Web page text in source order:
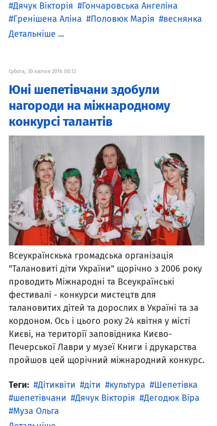
Дячук Вікторія
Гончаровська Ангеліна
Гренішена Аліна
Половюк Марія
веснянка
Детальніше ...
Субота, 30 квітня 2016 00:12
Юні шепетівчани здобули
нагороди на міжнародному
конкурсі талантів
Всеукраїнскька громадська організація
"Талановиті діти України" щорічно з 2006 року
проводить Міжнародні та Всеукраїнські
фестивалі - конкурси мистецтв для
талановитих дітей та дорослих в Україні та за
кордоном. Ось і цього року 24 квітня у місті
Києві, на території заповідника Києво-
Печерської Лаври у музеї Книги і друкарства
пройшов цей щорічний міжнародний конкурс.
Теги: Дітиквіти діти культура
Шепетівка
шепетівчани
Дячук Вікторія
Дегодюк Віра
Муза Ольга